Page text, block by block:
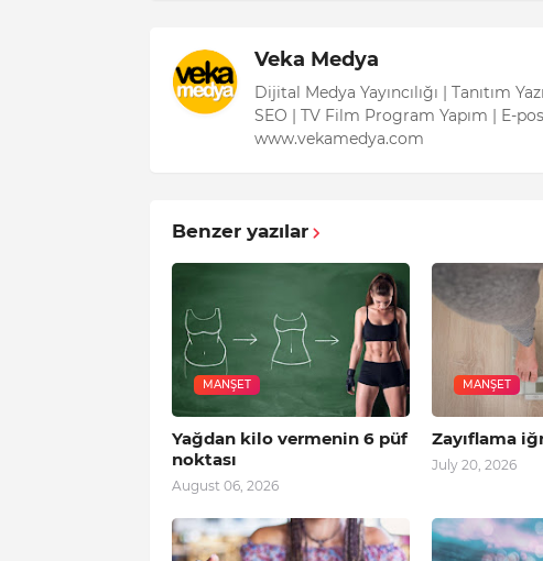
Veka Medya
Dijital Medya Yayıncılığı | Tanıtım
SEO | TV Film Program Yapım | E-
www.vekamedya.com
Benzer yazılar
MANŞET
Yağdan kilo vermenin 6 püf
noktası
August 06, 2026
MANŞET
Zayıflama
July 20, 2026